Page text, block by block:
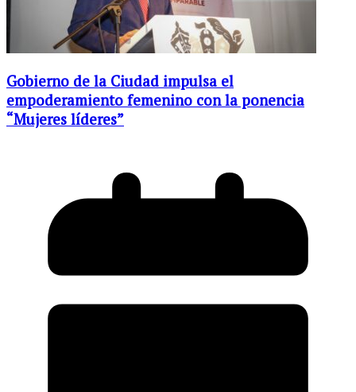
Gobierno de la Ciudad impulsa el
empoderamiento femenino con la ponencia
“Mujeres líderes”